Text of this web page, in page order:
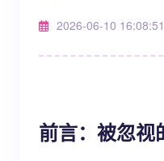
2026-06-10 16:08:51
前言：被忽视